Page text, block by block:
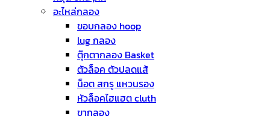
อะไหล่กลอง
ขอบกลอง hoop
lug กลอง
ตุ๊กตากลอง Basket
ตัวล็อค ตัวปลดแส้
น็อต สกรู แหวนรอง
หัวล็อคไฮแฮต cluth
ขากลอง